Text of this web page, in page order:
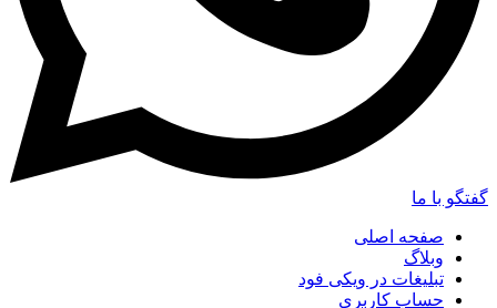
گفتگو با ما
صفحه اصلی
وبلاگ
تبلیغات در ویکی فود
حساب کاربری